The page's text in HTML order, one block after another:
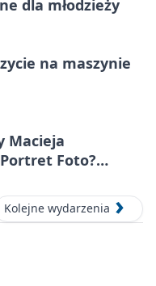
dla młodzieży
na maszynie
Macieja
Foto?
Kolejne wydarzenia